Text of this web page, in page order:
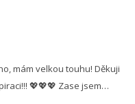
mám velkou touhu! Děkuji
💖💖💖 Zase jsem…